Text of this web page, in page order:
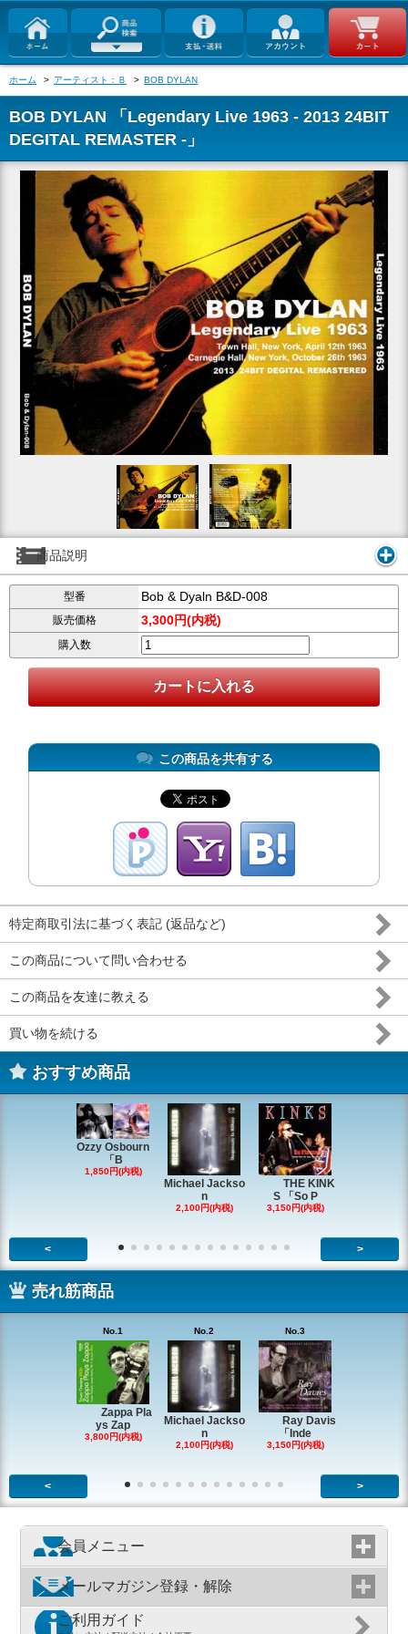
ホーム > アーティスト：Ｂ > BOB DYLAN
BOB DYLAN 「Legendary Live 1963 - 2013 24BIT
DEGITAL REMASTER -」
商品説明
型番 Bob & Dyaln B&D-008
販売価格 3,300円(内税)
購入数
この商品を共有する
特定商取引法に基づく表記 (返品など)
この商品について問い合わせる
この商品を友達に教える
買い物を続ける
おすすめ商品
Ozzy Osbourn
「B
1,850円(内税)
Michael Jackso
n
2,100円(内税)
THE KINK
S 「So P
3,150円(内税)
< >
売れ筋商品
No.1
Zappa Pla
ys Zap
3,800円(内税)
No.2
Michael Jackso
n
2,100円(内税)
No.3
Ray Davis
「Inde
3,150円(内税)
< >
会員メニュー
メールマガジン登録・解除
ご利用ガイド